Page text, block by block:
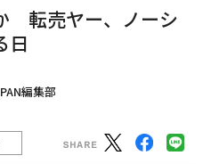
転売ヤー、ノーシ
日
編集部